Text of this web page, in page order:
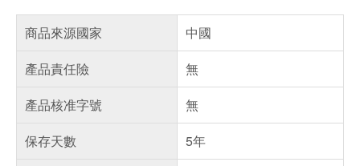
商品來源國家
中國
產品責任險
無
產品核准字號
無
保存天數
5年